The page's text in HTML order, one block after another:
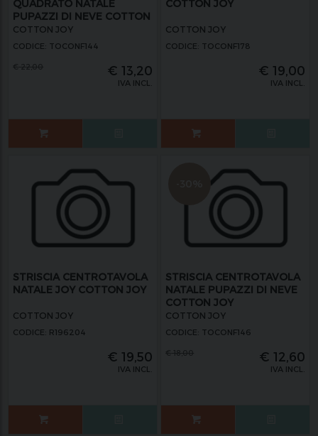
QUADRATO NATALE
PUPAZZI DI NEVE COTTON
JOY
COTTON JOY
CODICE: TOCONF144
€ 13,20
IVA INCL.
COTTON JOY
COTTON JOY
CODICE: TOCONF178
€ 19,00
IVA INCL.
STRISCIA CENTROTAVOLA
NATALE JOY COTTON JOY
COTTON JOY
CODICE: R196204
€ 19,50
IVA INCL.
STRISCIA CENTROTAVOLA
NATALE PUPAZZI DI NEVE
COTTON JOY
COTTON JOY
CODICE: TOCONF146
€ 12,60
IVA INCL.